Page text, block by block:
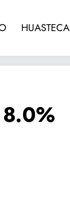
HUASTECA